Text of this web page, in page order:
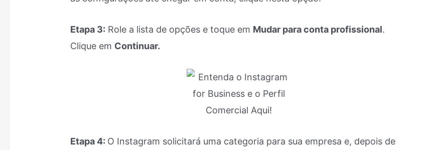
Etapa 3: Role a lista de opções e toque em Mudar para conta profissional.
Clique em Continuar.
Etapa 4: O Instagram solicitará uma categoria para sua empresa e, depois de